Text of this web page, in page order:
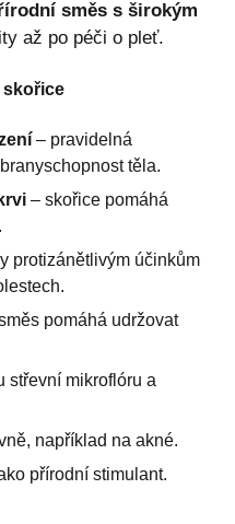
směs s širokým
až po péči o pleť.
skořice
– pravidelná
těla.
– skořice pomáhá
protizánětlivým účinkům
pomáhá udržovat
střevní mikroflóru a
například na akné.
přírodní stimulant.